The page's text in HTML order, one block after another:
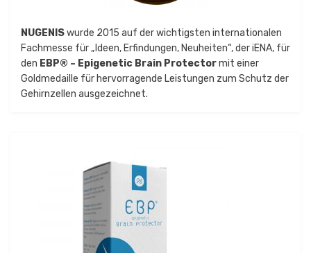
NUGENISwurde 2015 auf der wichtigsten internationalen
Fachmesse für „Ideen, Erfindungen, Neuheiten“, der iENA, für
den EBP® – Epigenetic Brain Protectormit einer
Goldmedaille für hervorragende Leistungen zum Schutz der
Gehirnzellen ausgezeichnet.